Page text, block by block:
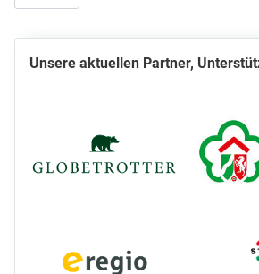
Unsere aktuellen Partner,